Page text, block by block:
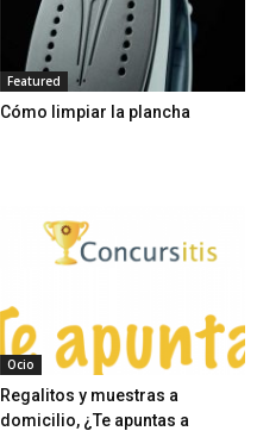
Featured
Cómo limpiar la plancha
Ocio
Regalitos y muestras a
domicilio, ¿Te apuntas a